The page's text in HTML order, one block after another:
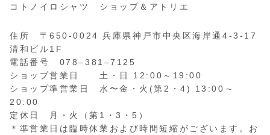
コトノイロシャツ ショップ＆アトリエ
住所 〒650-0024 兵庫県神戸市中央区海岸通4-3-17
清和ビル1F
電話番号 078–381–7125
ショップ営業日 土・日 12:00～19:00
ショップ準営業日 水〜金・火(第2・4) 13:00～
20:00
定休日 月・火（第1・3・5）
＊準営業日は臨時休業および時間短縮がございます。お